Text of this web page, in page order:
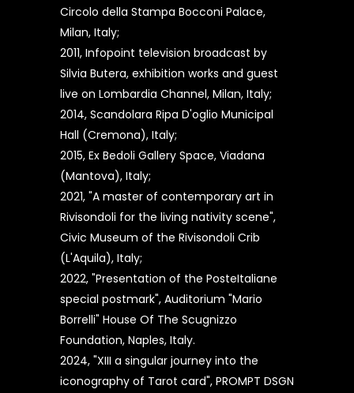
Circolo della Stampa Bocconi Palace,
Milan, Italy;
2011, Infopoint television broadcast by
Silvia Butera, exhibition works and guest
live on Lombardia Channel, Milan, Italy;
2014, Scandolara Ripa D'oglio Municipal
Hall (Cremona), Italy;
2015, Ex Bedoli Gallery Space, Viadana
(Mantova), Italy;
2021, "A master of contemporary art in
Rivisondoli for the living nativity scene",
Civic Museum of the Rivisondoli Crib
(L'Aquila), Italy;
2022, "Presentation of the PosteItaliane
special postmark", Auditorium "Mario
Borrelli" House Of The Scugnizzo
Foundation, Naples, Italy.
2024, "XIII a singular journey into the
iconography of Tarot card", PROMPT DSGN